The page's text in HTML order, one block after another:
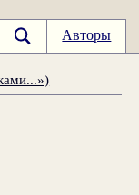
Авторы